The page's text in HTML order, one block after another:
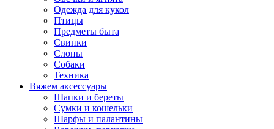
Одежда для кукол
Птицы
Предметы быта
Свинки
Слоны
Собаки
Техника
Вяжем аксессуары
Шапки и береты
Сумки и кошельки
Шарфы и палантины